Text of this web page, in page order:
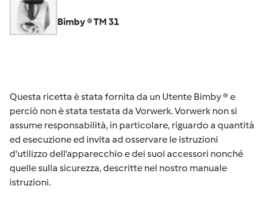
Bimby ® TM 31
Questa ricetta è stata fornita da un Utente Bimby ® e
perciò non è stata testata da Vorwerk. Vorwerk non si
assume responsabilità, in particolare, riguardo a quantità
ed esecuzione ed invita ad osservare le istruzioni
d'utilizzo dell’apparecchio e dei suoi accessori nonché
quelle sulla sicurezza, descritte nel nostro manuale
istruzioni.